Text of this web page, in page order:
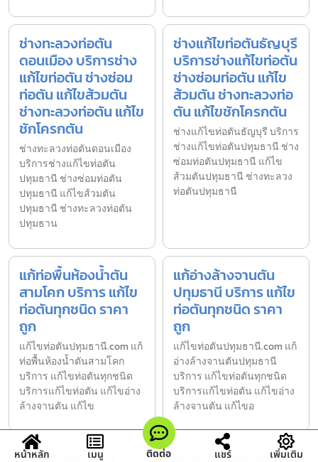
ช่างทะลวงท่อตัน
ดอนเมือง บริการช่าง
แก้ไขท่อตัน ช่างซ่อม
ท่อตัน แก้ไขส้วมตัน
ช่างทะลวงท่อตัน แก้ไข
ชักโครกตัน
ช่างทะลวงท่อตันดอนเมือง
บริการช่างแก้ไขท่อตัน
ปทุมธานี ช่างซ่อมท่อตัน
ปทุมธานี แก้ไขส้วมตัน
ปทุมธานี ช่างทะลวงท่อตัน
ปทุมธาน
ช่างแก้ไขท่อตันธัญบุรี
บริการช่างแก้ไขท่อตัน
ช่างซ่อมท่อตัน แก้ไข
ส้วมตัน ช่างทะลวงท่อ
ตัน แก้ไขชักโครกตัน
ช่างแก้ไขท่อตันธัญบุรี บริการ
ช่างแก้ไขท่อตันปทุมธานี ช่าง
ซ่อมท่อตันปทุมธานี แก้ไข
ส้วมตันปทุมธานี ช่างทะลวง
ท่อตันปทุมธานี
แก้ท่อพื้นห้องน้ำตัน
สามโคก บริการ แก้ไข
ท่อตันทุกชนิด ราคา
ถูก
แก้ไขท่อตันปทุมธานี.com แก้
ท่อพื้นห้องน้ำตันสามโคก
บริการ แก้ไขท่อตันทุกชนิด
บริการแก้ไขท่อตัน แก้ไขอ่าง
ล้างจานตัน แก้ไข
แก้อ่างล้างจานตัน
ปทุมธานี บริการ แก้ไข
ท่อตันทุกชนิด ราคา
ถูก
แก้ไขท่อตันปทุมธานี.com แก้
อ่างล้างจานตันปทุมธานี
บริการ แก้ไขท่อตันทุกชนิด
บริการแก้ไขท่อตัน แก้ไขอ่าง
ล้างจานตัน แก้ไขอ
ช่างท่อตันคลอง3 แก้ไขส้วมตันคลอง10
หน้าหลัก เมนู ติดต่อ แชร์ เพิ่มเติม